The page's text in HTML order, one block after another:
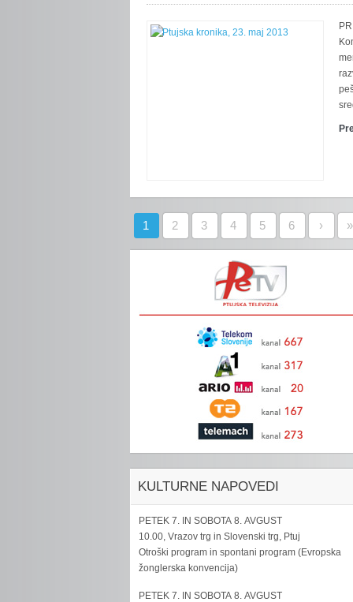
1 2 3 4 5 6 › »
KULTURNE NAPOVEDI
PETEK 7. IN SOBOTA 8. AVGUST
10.00, Vrazov trg in Slovenski trg, Ptuj
Otroški program in spontani program (Evropska
žonglerska konvencija)
PETEK 7. IN SOBOTA 8. AVGUST